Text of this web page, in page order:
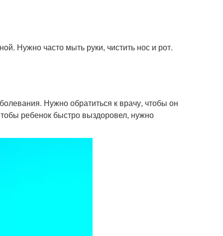
Нужно часто мыть руки, чистить нос и рот.
Нужно обратиться к врачу, чтобы он
ребенок быстро выздоровел, нужно